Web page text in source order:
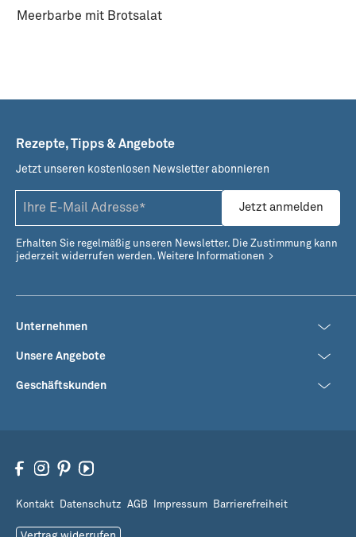
Meerbarbe mit Brotsalat
Unternehmen
Unsere Angebote
Geschäftskunden
Rezepte, Tipps & Angebote
Jetzt unseren kostenlosen Newsletter abonnieren
Jetzt anmelden
Erhalten Sie regelmäßig unseren Newsletter. Die Zustimmung kann
jederzeit widerrufen werden. Weitere Informationen
Kontakt Datenschutz AGB Impressum Barrierefreiheit